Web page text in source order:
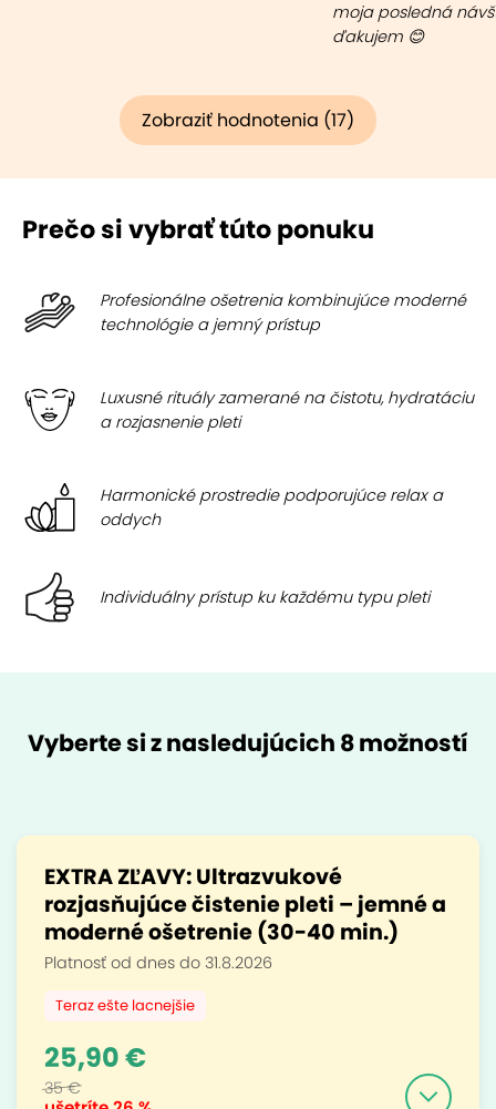
moja posledná
ďakujem 😊
Zobraziť hodnotenia (17)
Prečo si vybrať túto ponuku
Profesionálne ošetrenia kombinujúce moderné
technológie a jemný prístup
Luxusné rituály zamerané na čistotu, hydratáciu
a rozjasnenie pleti
Harmonické prostredie podporujúce relax a
oddych
Individuálny prístup ku každému typu pleti
Vyberte si z nasledujúcich 8 možností
EXTRA ZĽAVY: Ultrazvukové
rozjasňujúce čistenie pleti – jemné a
moderné ošetrenie (30-40 min.)
Platnosť od dnes do 31.8.2026
Teraz ešte lacnejšie
25,90 €
35 €